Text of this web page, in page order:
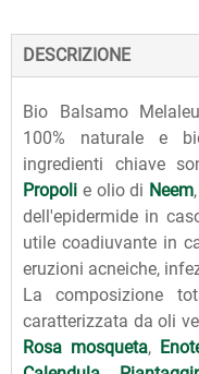
DESCRIZIONE
Bio Balsamo
100% naturale e
ingredienti chiave
Propoli e olio di Neem
dell'epidermide in
utile coadiuvante in
eruzioni acneiche,
La composizione
caratterizzata da oli
Rosa mosqueta,